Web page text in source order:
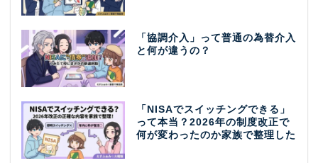
「協調介入」って普通の為替介入
と何が違うの？
「NISAでスイッチングできる」
って本当？2026年の制度改正で
何が変わったのか家族で整理した